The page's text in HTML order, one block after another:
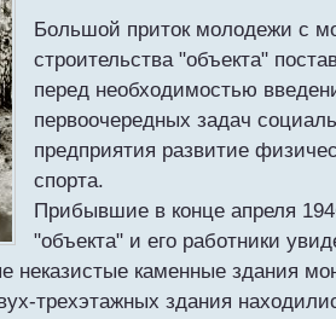
Большой приток молодежи с
строительства "объекта"
перед необходимостью
первоочередных задач
предприятия развитие
спорта.
Прибывшие в конце апреля
"объекта" и его работники
неказистые каменные здания
трехэтажных здания